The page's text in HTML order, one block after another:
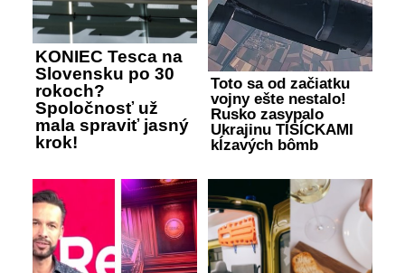
KONIEC Tesca na
Slovensku po 30
rokoch?
Spoločnosť už
mala spraviť jasný
krok!
Toto sa od začiatku
vojny ešte nestalo!
Rusko zasypalo
Ukrajinu TISÍCKAMI
kĺzavých bômb